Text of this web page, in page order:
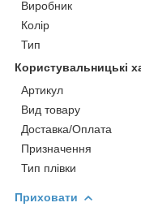
Виробник
Колір
Тип
Користувальницькі
Артикул
Вид товару
Доставка/Оплата
Призначення
Тип плівки
Приховати